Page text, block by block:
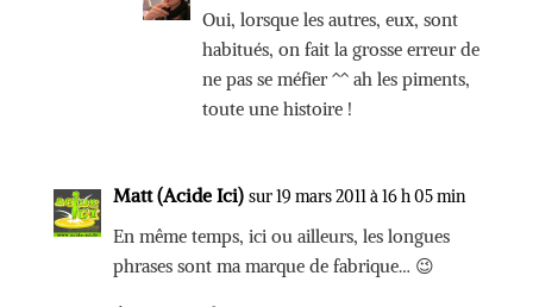
Oui, lorsque les autres, eux, sont
habitués, on fait la grosse erreur de
ne pas se méfier ^^ ah les piments,
toute une histoire !
Matt (Acide Ici) sur 19 mars 2011 à 16 h 05 min
En même temps, ici ou ailleurs, les longues
phrases sont ma marque de fabrique… 😉